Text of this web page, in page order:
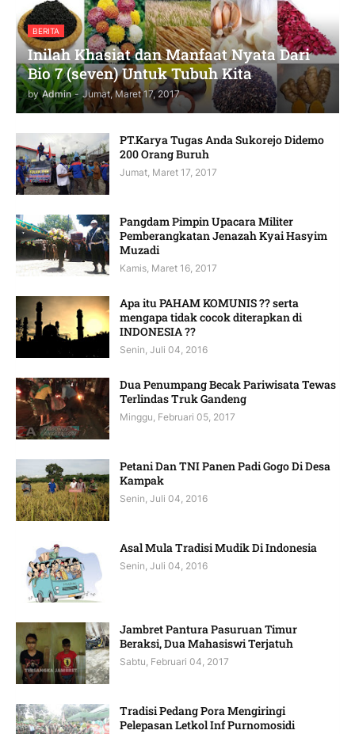
BERITA
Inilah Khasiat dan Manfaat Nyata Dari
Bio 7 (seven) Untuk Tubuh Kita
by Admin - Jumat, Maret 17, 2017
PT.Karya Tugas Anda Sukorejo Didemo
200 Orang Buruh
Jumat, Maret 17, 2017
Pangdam Pimpin Upacara Militer
Pemberangkatan Jenazah Kyai Hasyim
Muzadi
Kamis, Maret 16, 2017
Apa itu PAHAM KOMUNIS ?? serta
mengapa tidak cocok diterapkan di
INDONESIA ??
Senin, Juli 04, 2016
Dua Penumpang Becak Pariwisata Tewas
Terlindas Truk Gandeng
Minggu, Februari 05, 2017
Petani Dan TNI Panen Padi Gogo Di Desa
Kampak
Senin, Juli 04, 2016
Asal Mula Tradisi Mudik Di Indonesia
Senin, Juli 04, 2016
Jambret Pantura Pasuruan Timur
Beraksi, Dua Mahasiswi Terjatuh
Sabtu, Februari 04, 2017
Tradisi Pedang Pora Mengiringi
Pelepasan Letkol Inf Purnomosidi